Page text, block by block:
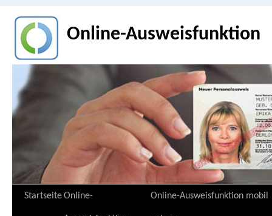
Online-Ausweisfunktion
Zum
StartseiteOnline- Online-Ausweisfunktion mobil